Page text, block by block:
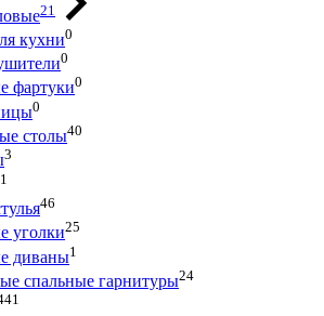
21
кухни0
0
фартуки0
0
столы40
3
46
уголки25
диваны1
спальные гарнитуры24